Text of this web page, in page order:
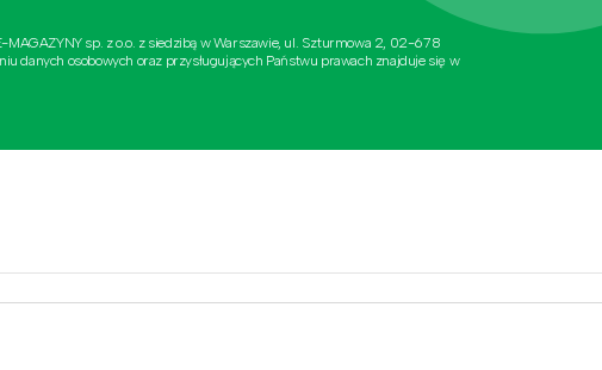
sp. z o.o. z siedzibą w Warszawie, ul. Szturmowa 2, 02-678
danych osobowych oraz przysługujących Państwu prawach znajduje się w